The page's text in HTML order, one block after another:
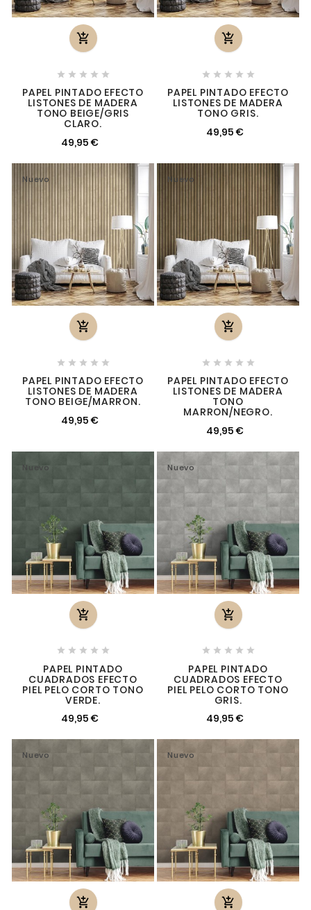

    
PAPEL PINTADO EFECTO
LISTONES DE MADERA
TONO BEIGE/GRIS
CLARO.
49,95 €

    
PAPEL PINTADO EFECTO
LISTONES DE MADERA
TONO GRIS.
49,95 €
Nuevo

    
PAPEL PINTADO EFECTO
LISTONES DE MADERA
TONO BEIGE/MARRON.
49,95 €
Nuevo

    
PAPEL PINTADO EFECTO
LISTONES DE MADERA
TONO
MARRON/NEGRO.
49,95 €
Nuevo

    
PAPEL PINTADO
CUADRADOS EFECTO
PIEL PELO CORTO TONO
VERDE.
49,95 €
Nuevo

    
PAPEL PINTADO
CUADRADOS EFECTO
PIEL PELO CORTO TONO
GRIS.
49,95 €
Nuevo

Nuevo
